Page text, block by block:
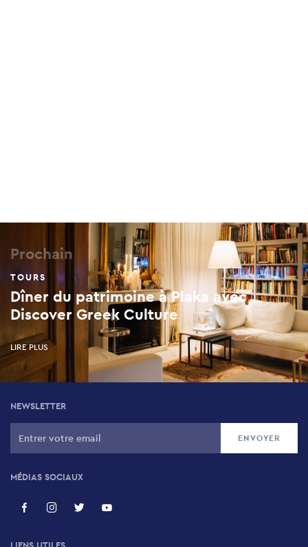
Prochain
TOURS
Dîner du patrimoine à Plaka avec
Discover Greek Culture
LIRE PLUS
NEWSLETTER
MÉDIAS SOCIAUX